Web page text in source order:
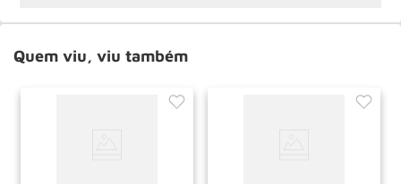
Quem viu, viu também